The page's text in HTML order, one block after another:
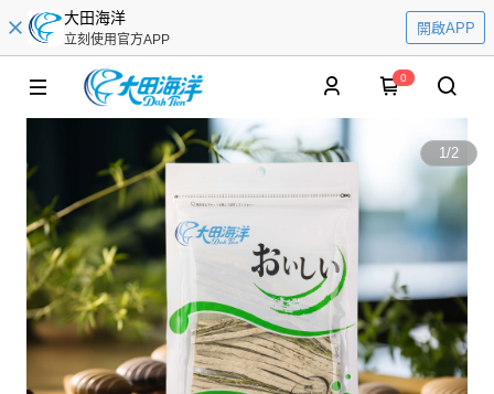
大田海洋
立刻使用官方APP
開啟APP
0
1/2